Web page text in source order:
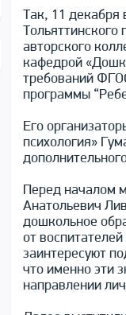
Так, 11 декабря
Тольяттинского
авторского
кафедрой
требований
программы
Его
психология»
Перед началом
Анатольевич
дошкольное
от
заинтересуют
что именно эти
направлении